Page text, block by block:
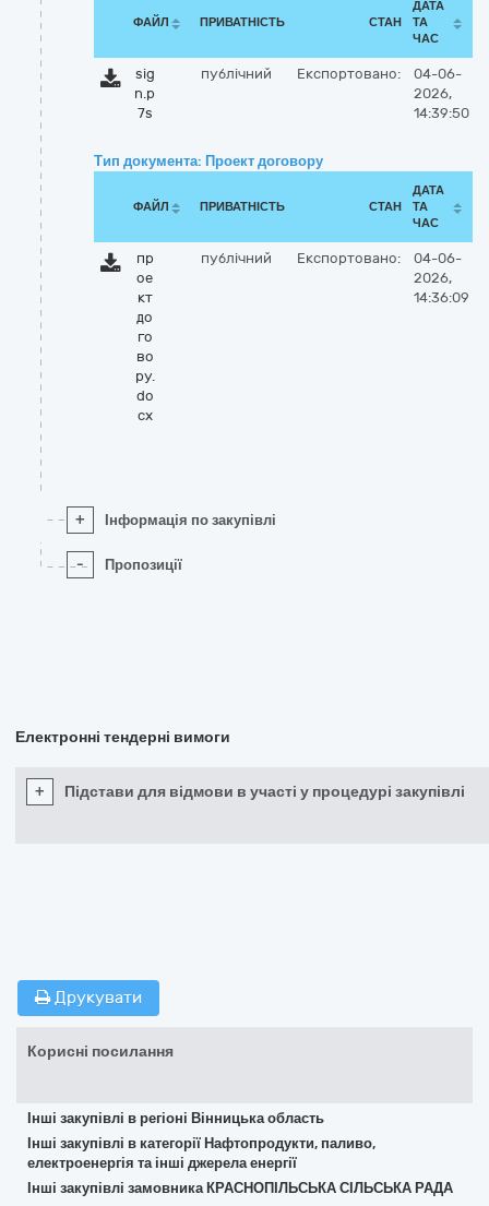
ФАЙЛ ПРИВАТНІСТЬ СТАН
ДАТА
ТА
ЧАС
sig
n.p
7s
публічний Експортовано:
04-06-
2026,
14:39:50
Тип документа: Проект договору
ФАЙЛ ПРИВАТНІСТЬ СТАН
ДАТА
ТА
ЧАС
пр
ое
кт
до
го
во
ру.
do
cx
публічний Експортовано:
04-06-
2026,
14:36:09
+ Інформація по закупівлі
- Пропозиції
Електронні тендерні вимоги
+ Підстави для відмови в участі у процедурі закупівлі
Друкувати
Корисні посилання
Інші закупівлі в регіоні Вінницька область
Інші закупівлі в категорії Нафтопродукти, паливо,
електроенергія та інші джерела енергії
Інші закупівлі замовника КРАСНОПІЛЬСЬКА СІЛЬСЬКА РАДА